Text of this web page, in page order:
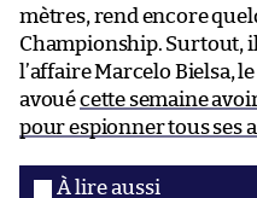
mètres, rend encore
Championship. Surtout,
l’affaire Marcelo Bielsa,
avouécette semaine
pour espionner tous ses